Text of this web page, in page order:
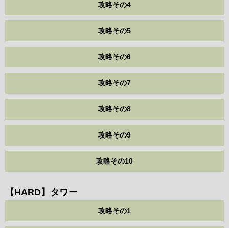
攻略その4
攻略その5
攻略その6
攻略その7
攻略その8
攻略その9
攻略その10
【HARD】タワー
攻略その1